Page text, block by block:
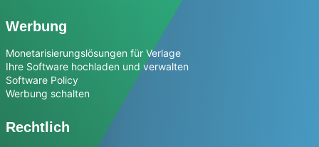
Werbung
Monetarisierungslösungen für Verlage
Ihre Software hochladen und verwalten
Software Policy
Werbung schalten
Rechtlich